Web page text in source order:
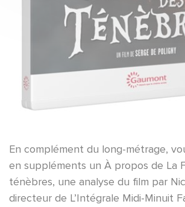
En complément du long-métrage,
en suppléments un À propos de La
ténèbres, une analyse du film par
directeur de L’Intégrale Midi-Minuit